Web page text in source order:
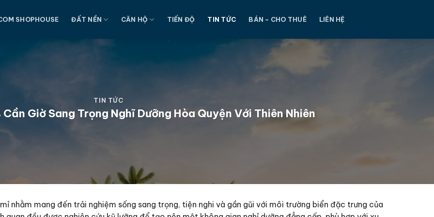
SHOPHOUSE ĐẤT NỀN CĂN HỘ TIẾN ĐỘ TIN TỨC BÁN – CHO THUÊ LIÊN HỆ
TIN TỨC
Giờ Sang Trọng Nghĩ Dưỡng Hòa Quyện Với Thiên Nhiên
nhằm mang đến trải nghiệm sống sang trọng, tiện nghi và gần gũi với môi trường biển đặc trưng của